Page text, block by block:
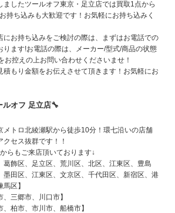
ましたツールオフ東京・足立店では買取1点から
持ち込みも大歓迎です！お気軽にお持ち込みく
にお持ち込みをご検討の際は、まずはお電話での
ります!お電話の際は、メーカー/型式/商品の状態
お控えの上お問い合わせくださいませ！
積もり金額をお伝えさせて頂きます！お気軽にお
ルオフ 足立店🔧
メトロ北綾瀬駅から徒歩10分！環七沿いの店舗
セス抜群です！！
らもご来店頂いております↓
葛飾区、足立区、荒川区、北区、江東区、豊島
墨田区、江東区、文京区、千代田区、新宿区、港
区】
三郷市、川口市】
柏市、市川市、船橋市】